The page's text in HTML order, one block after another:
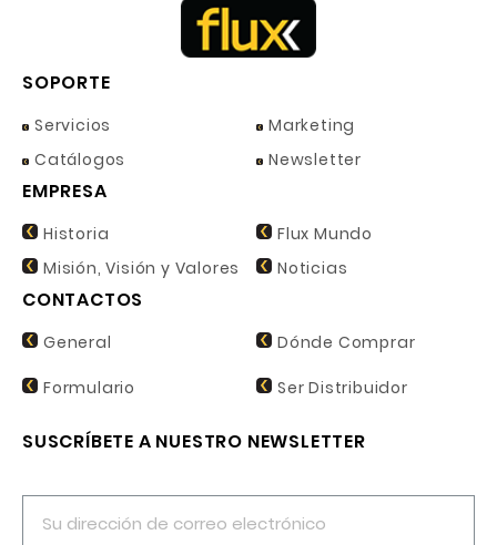
SOPORTE
Servicios
Catálogos
Marketing
Newsletter
EMPRESA
Historia
Misión, Visión y Valores
Flux Mundo
Noticias
CONTACTOS
General
Formulario
Dónde Comprar
Ser Distribuidor
SUSCRÍBETE A NUESTRO NEWSLETTER